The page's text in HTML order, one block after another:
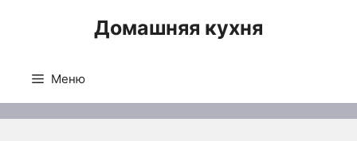
Домашняя кухня
Меню